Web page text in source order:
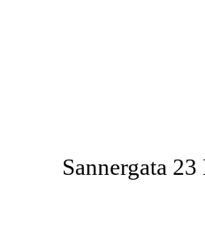
Sannergata